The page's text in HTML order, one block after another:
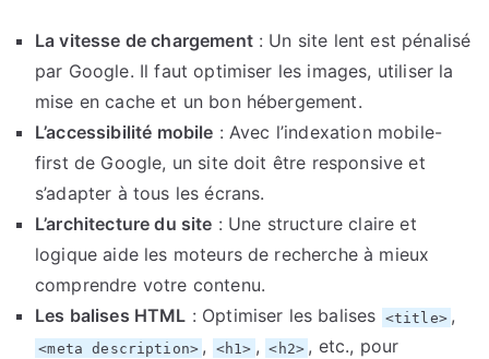
La vitesse de chargement: Un site lent est pénalisé
par Google. Il faut optimiser les images, utiliser la
mise en cache et un bon hébergement.
L’accessibilité mobile : Avec l’indexation mobile-
first de Google, un site doit être responsive et
s’adapter à tous les écrans.
L’architecture du site : Une structure claire et
logique aide les moteurs de recherche à mieux
comprendre votre contenu.
Les balises HTML : Optimiser les balises <title> ,
<meta description> , <h1> , <h2> , etc., pour